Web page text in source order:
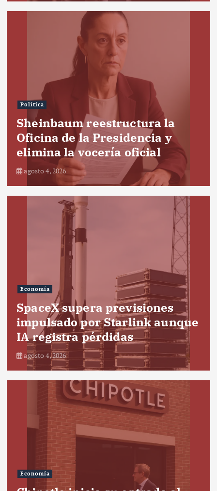
Política
Sheinbaum reestructura la
Oficina de la Presidencia y
elimina la vocería oficial
agosto 4, 2026
Economía
SpaceX supera previsiones
impulsado por Starlink aunque
IA registra pérdidas
agosto 4, 2026
Economía